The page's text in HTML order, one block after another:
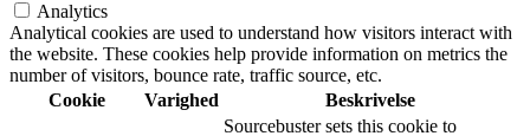
Analytics
Analytical cookies are used to understand how visitors interact with
the website. These cookies help provide information on metrics the
number of visitors, bounce rate, traffic source, etc.
Cookie
Varighed Beskrivelse
Sourcebuster sets this cookie to